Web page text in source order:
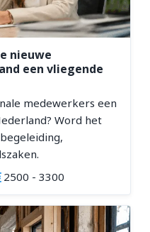
nieuwe
een vliegende
medewerkers een
Word het
2500 - 3300